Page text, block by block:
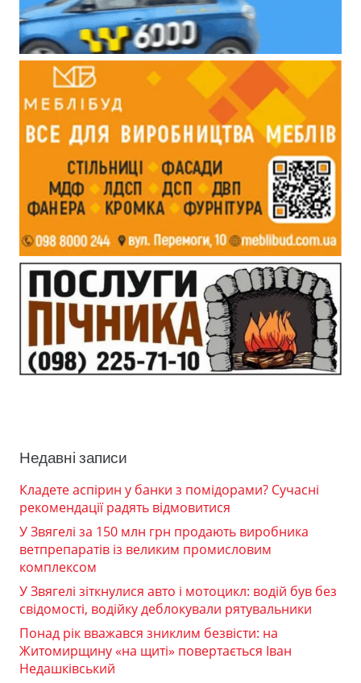
Недавні записи
Кладете аспірин у банки з помідорами? Сучасні
рекомендації радять відмовитися
У Звягелі за 150 млн грн продають виробника
ветпрепаратів із великим промисловим
комплексом
У Звягелі зіткнулися авто і мотоцикл: водій був без
свідомості, водійку деблокували рятувальники
Понад рік вважався зниклим безвісти: на
Житомирщину «на щиті» повертається Іван
Недашківський